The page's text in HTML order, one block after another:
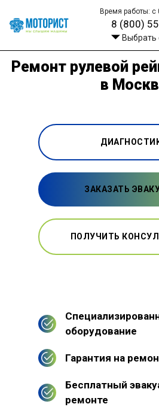
Время работы: с
8 (800)
Выбрать
Ремонт рулевой
в
ЗАКАЗАТЬ
ПОЛУЧИТЬ
оборудование
Гарантия на
Бесплатный
ремонте